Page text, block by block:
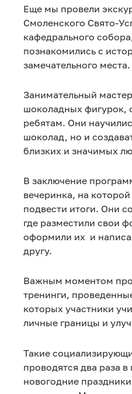
Еще мы провели
Смоленского Свято-
кафедрального
познакомились с
замечательного места.
Занимательный
шоколадных фигурок,
ребятам. Они
шоколад, но и
близких и значимых
В заключение
вечеринка, на
подвести итоги. Они
где разместили свои
оформили их и
другу.
Важным моментом
тренинги,
которых участники
личные границы и
Такие
проводятся два раза
новогодние